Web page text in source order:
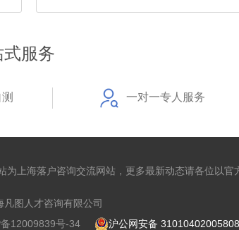
式服务
一对一专人服务
为上海落户咨询交流网站，更多最新动态请各位以官
凡图人才咨询有限公司
12009839号-34 沪公网安备